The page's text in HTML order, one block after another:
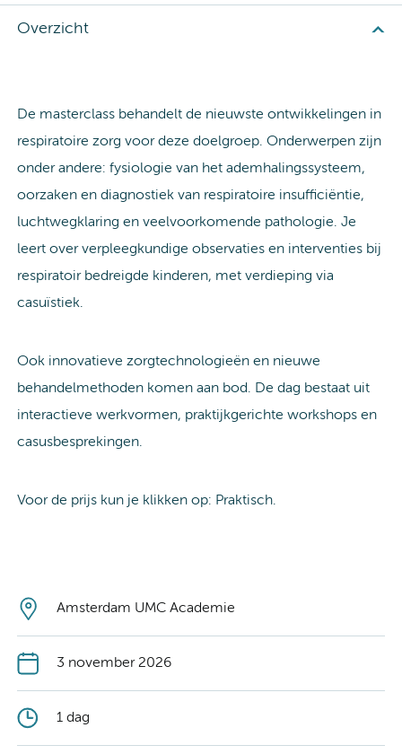
Overzicht
De masterclass behandelt de nieuwste ontwikkelingen in
respiratoire zorg voor deze doelgroep. Onderwerpen zijn
onder andere: fysiologie van het ademhalingssysteem,
oorzaken en diagnostiek van respiratoire insufficiëntie,
luchtwegklaring en veelvoorkomende pathologie. Je
leert over verpleegkundige observaties en interventies bij
respiratoir bedreigde kinderen, met verdieping via
casuïstiek.
Ook innovatieve zorgtechnologieën en nieuwe
behandelmethoden komen aan bod. De dag bestaat uit
interactieve werkvormen, praktijkgerichte workshops en
casusbesprekingen.
Voor de prijs kun je klikken op: Praktisch.
Amsterdam UMC Academie
3 november 2026
1 dag